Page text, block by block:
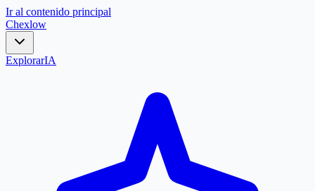
Ir al contenido principal
Chexlow
ExplorarIA